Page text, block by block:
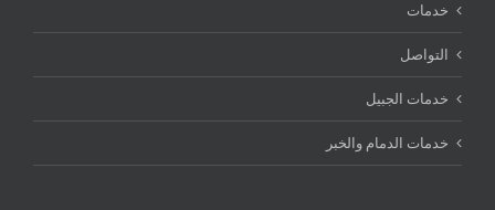
خدمات
التواصل
خدمات الجبيل
خدمات الدمام والخبر